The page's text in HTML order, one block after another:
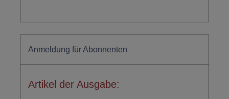
Anmeldung für Abonnenten
Artikel der Ausgabe: